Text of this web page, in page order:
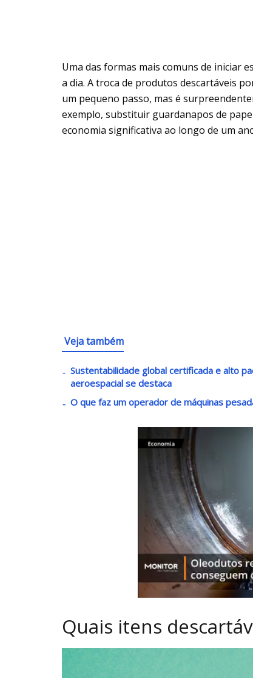
Uma das formas mais comuns de iniciar
a dia. A troca de produtos descartáveis
um pequeno passo, mas é
exemplo, substituir guardanapos de
economia significativa ao longo de um
Veja também
Sustentabilidade global certificada e alto
aeroespacial se destaca
O que faz um operador de máquinas
Quais itens